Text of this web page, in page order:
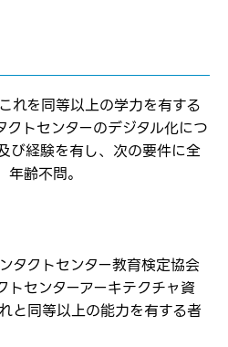
れを同等以上の学力を有する
クトセンターのデジタル化につ
び経験を有し、次の要件に全
齢不問。
タクトセンター教育検定協会
トセンターアーキテクチャ資
と同等以上の能力を有する者